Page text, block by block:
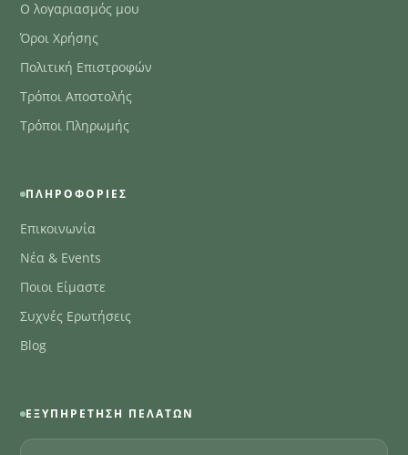
Ο λογαριασμός μου
Όροι Χρήσης
Πολιτική Επιστροφών
Τρόποι Αποστολής
Τρόποι Πληρωμής
ΠΛΗΡΟΦΟΡΊΕΣ
Επικοινωνία
Νέα & Events
Ποιοι Είμαστε
Συχνές Ερωτήσεις
Blog
ΕΞΥΠΗΡΈΤΗΣΗ ΠΕΛΑΤΏΝ